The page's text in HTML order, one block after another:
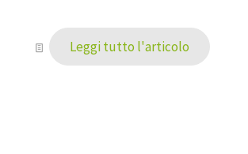
Leggi tutto l'articolo